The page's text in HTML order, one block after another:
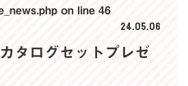
on line 46
24.05.06
タログセットプレゼ